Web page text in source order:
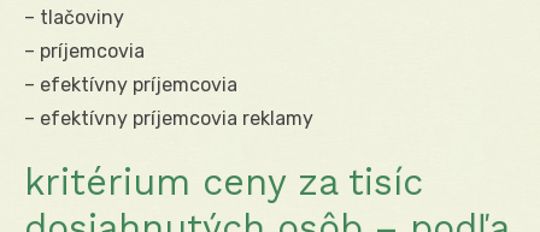
– tlačoviny
– príjemcovia
– efektívny príjemcovia
– efektívny príjemcovia reklamy
kritérium ceny za tisíc